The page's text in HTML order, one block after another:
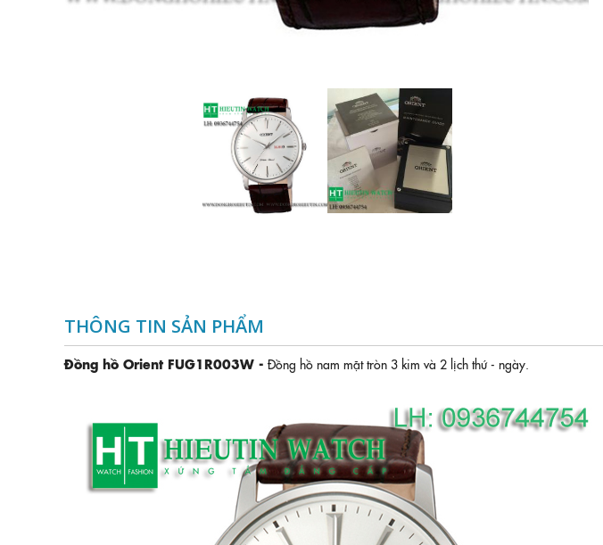
THÔNG TIN SẢN PHẨM
Đồng hồ Orient FUG1R003W - Đồng hồ nam mặt tròn 3 kim và 2 lịch thứ - ngày.